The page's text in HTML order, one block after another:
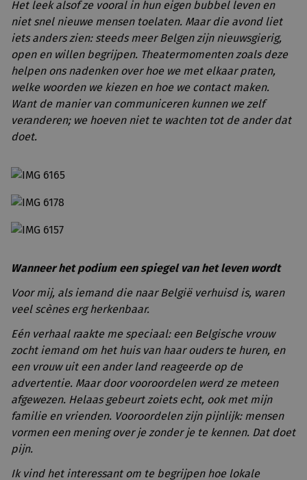
Het leek alsof ze vooral in hun eigen bubbel leven en
niet snel nieuwe mensen toelaten. Maar die avond liet
iets anders zien: steeds meer Belgen zijn nieuwsgierig,
open en willen begrijpen. Theatermomenten zoals deze
helpen ons nadenken over hoe we met elkaar praten,
welke woorden we kiezen en hoe we contact maken.
Want de manier van communiceren kunnen we zelf
veranderen; we hoeven niet te wachten tot de ander dat
doet.
Wanneer het podium een spiegel van het leven wordt
Voor mij, als iemand die naar België verhuisd is, waren
veel scènes erg herkenbaar.
Eén verhaal raakte me speciaal: een Belgische vrouw
zocht iemand om het huis van haar ouders te huren, en
een vrouw uit een ander land reageerde op de
advertentie. Maar door vooroordelen werd ze meteen
afgewezen. Helaas gebeurt zoiets echt, ook met mijn
familie en vrienden. Vooroordelen zijn pijnlijk: mensen
vormen een mening over je zonder je te kennen. Dat doet
pijn.
Ik vind het interessant om te begrijpen hoe lokale